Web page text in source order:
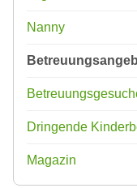
Nanny
Dringende
Magazin